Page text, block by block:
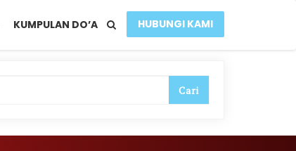
KUMPULAN DO’A HUBUNGI KAMI